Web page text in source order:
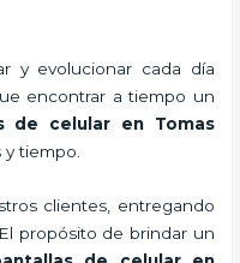
y evolucionar cada día
encontrar a tiempo un
de celular en Tomas
tiempo.
clientes, entregando
propósito de brindar un